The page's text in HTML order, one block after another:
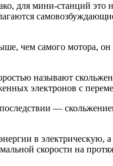
для мини-станций
чем самого
называют
электронов с
—
в
скорости на